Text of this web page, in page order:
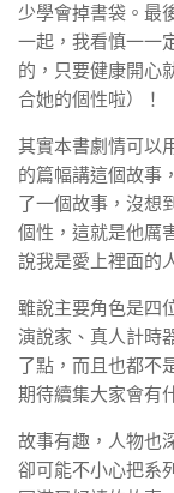
少學會掉書袋。最
一起，我看慎一一
的，只要健康開心
合她的個性啦）！
其實本書劇情可以
的篇幅講這個故事
了一個故事，沒想
個性，這就是他厲
說我是愛上裡面的
雖說主要角色是四
演說家、真人計時
了點，而且也都不
期待續集大家會有
故事有趣，人物也
卻可能不小心把系